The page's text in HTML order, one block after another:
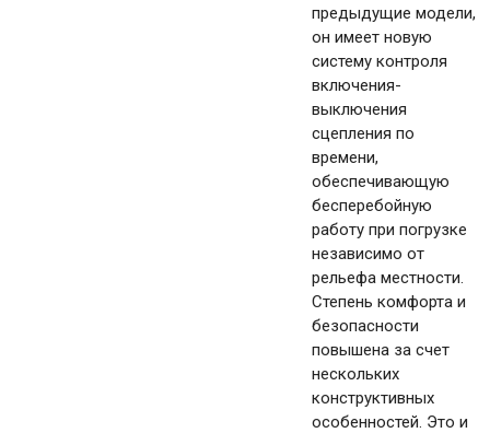
предыдущие модели,
он имеет новую
систему контроля
включения-
выключения
сцепления по
времени,
обеспечивающую
бесперебойную
работу при погрузке
независимо от
рельефа местности.
Степень комфорта и
безопасности
повышена за счет
нескольких
конструктивных
особенностей. Это и